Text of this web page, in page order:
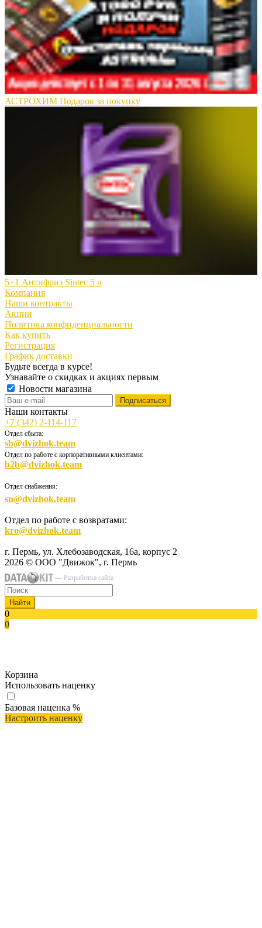
АСТРОХИМ Подарок за покупку
5+1 Антифриз Sintec 5 л
Компания
Наши контракты
Акции
Политика конфиденциальности
Как купить
Регистрация
График доставки
Будьте всегда в курсе!
Узнавайте о скидках и акциях первым
Новости магазина
Наши контакты
+7 (342) 2-114-117
Отдел сбыта:
sb@dvizhok.team
Отдел по работе с корпоративными клиентами:
b2b@dvizhok.team
Отдел снабжения:
sn@dvizhok.team
Отдел по работе с возвратами:
kro@dvizhok.team
г. Пермь, ул. Хлебозаводская, 16а, корпус 2
2026 © ООО "Движок", г. Пермь
— Разработка сайта
Найти
0
0
Корзина
Использовать наценку
Базовая наценка %
Настроить наценку